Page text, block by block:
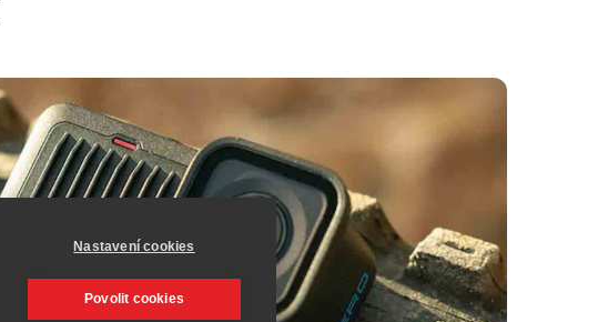
Nastavení cookies
Povolit cookies